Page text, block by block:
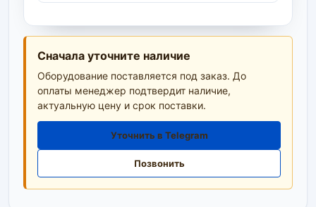
Сначала уточните наличие
Оборудование поставляется под заказ. До
оплаты менеджер подтвердит наличие,
актуальную цену и срок поставки.
Уточнить в Telegram
Позвонить